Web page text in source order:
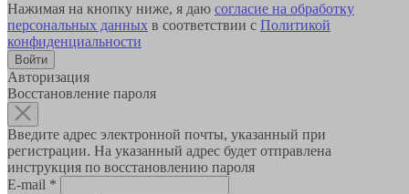
Нажимая на кнопку ниже, я даю согласие на обработку
персональных данных в соответствии с Политикой
конфиденциальности
Авторизация
Восстановление пароля
Введите адрес электронной почты, указанный при
регистрации. На указанный адрес будет отправлена
инструкция по восстановлению пароля
E-mail *